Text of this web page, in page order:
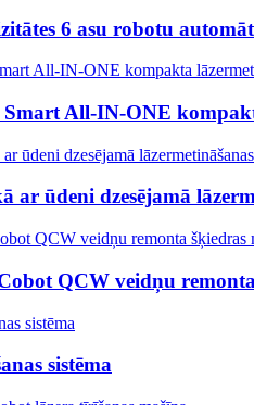
6 asu robotu
Smart All-IN-ONE
ar ūdeni dzesējamā
QCW veidņu
sistēma